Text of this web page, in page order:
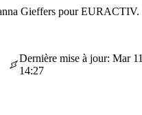
Gieffers pour EURACTIV.
Dernière mise à jour: Mar
14:27